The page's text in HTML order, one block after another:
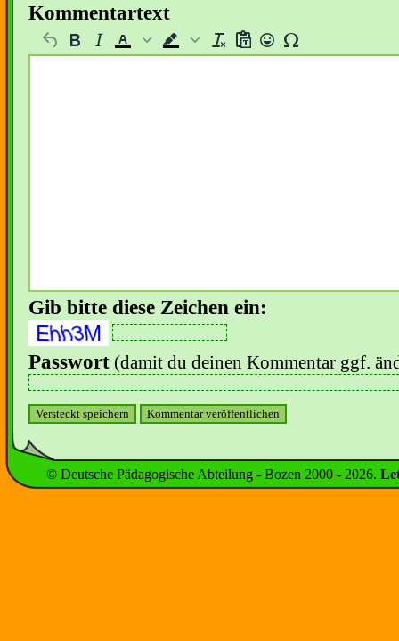
Kommentartext
Gib bitte diese Zeichen ein:
Passwort (damit du deinen Kommentar ggf.
© Deutsche Pädagogische Abteilung - Bozen 2000 - 2026.